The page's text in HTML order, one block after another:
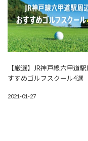
【厳選】JR神戸線六甲道
すすめゴルフスクール4選
2021-01-27